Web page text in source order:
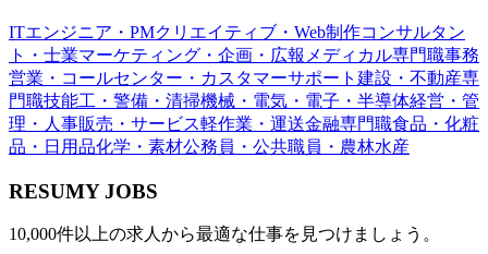
ITエンジニア・PMクリエイティブ・Web制作コンサルタン
ト・士業マーケティング・企画・広報 メディカル専門職事務
営業・コールセンター・カスタマーサポート 建設・不動産専
門職技能工・警備・清掃機械・電気・電子・半導体経営・管
理・人事販売・サービス軽作業・運送金融専門職食品・化粧
品・日用品化学・素材公務員・公共職員・農林水産
RESUMY JOBS
10,000件以上の求人から最適な仕事を見つけましょう。